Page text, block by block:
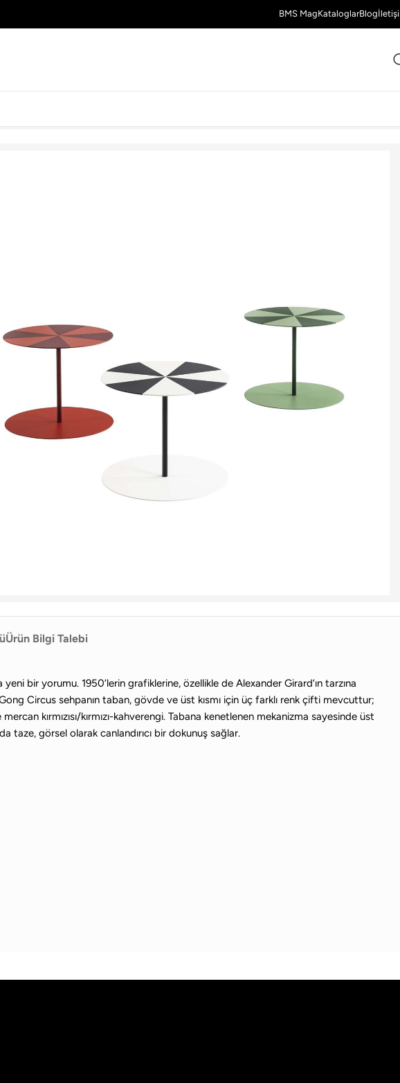
BMS MagKataloglarBlog
Ürün Bilgi Talebi
bir yorumu. 1950’lerin grafiklerine, özellikle de Alexander Girard’ın tarzına
Circus sehpanın taban, gövde ve üst kısmı için üç farklı renk çifti mevcuttur;
kırmızısı/kırmızı-kahverengi. Tabana kenetlenen mekanizma sayesinde üst
taze, görsel olarak canlandırıcı bir dokunuş sağlar.